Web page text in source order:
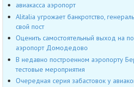
авиакасса аэропорт
Alitalia угрожает банкротство,
свой пост
Оценить самостоятельный выход на
аэропорт Домодедово
В недавно построенном аэропорту
тестовые мероприятия
Очередная серия забастовок у